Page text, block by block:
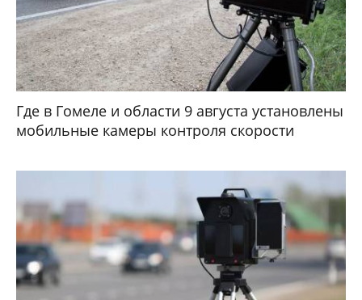
Где в Гомеле и области 9 августа установлены
мобильные камеры контроля скорости